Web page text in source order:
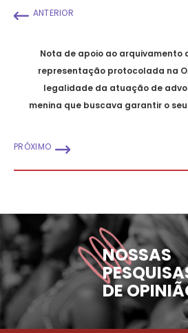
ANTERIOR
Nota de apoio ao arquivamento
representação protocolada na
legalidade da atuação de
menina que buscava garantir o
PRÓXIMO
NOSSAS
DE